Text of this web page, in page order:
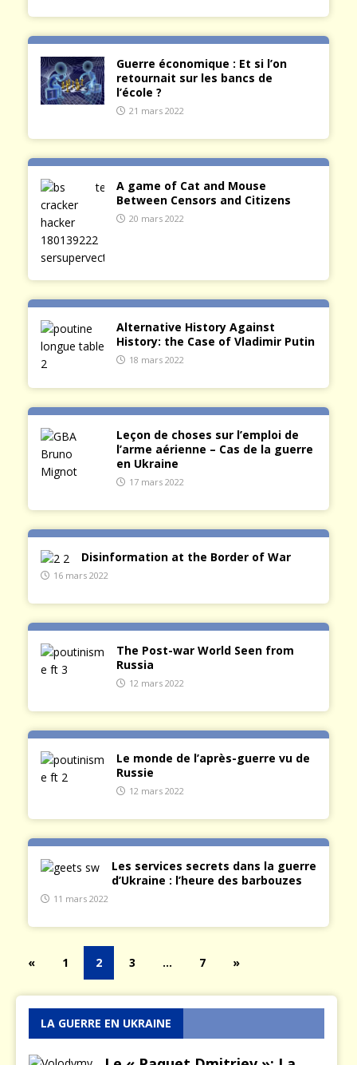
Guerre économique : Et si l’on
retournait sur les bancs de
l’école ?
21 mars 2022
A game of Cat and Mouse
Between Censors and Citizens
20 mars 2022
Alternative History Against
History: the Case of Vladimir Putin
18 mars 2022
Leçon de choses sur l’emploi de
l’arme aérienne – Cas de la guerre
en Ukraine
17 mars 2022
Disinformation at the Border of War
16 mars 2022
The Post-war World Seen from
Russia
12 mars 2022
Le monde de l’après-guerre vu de
Russie
12 mars 2022
Les services secrets dans la guerre
d’Ukraine : l’heure des barbouzes
11 mars 2022
« 1 2 3 … 7 »
LA GUERRE EN UKRAINE